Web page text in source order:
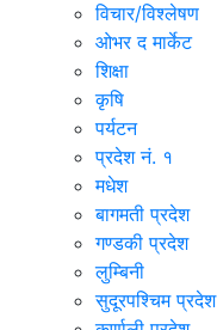
विचार/विश्‍लेषण
ओभर द मार्केट
शिक्षा
कृषि
पर्यटन
प्रदेश नं. १
मधेश
बागमती प्रदेश
गण्डकी प्रदेश
लुम्बिनी
सुदूरपश्चिम प्रदेश